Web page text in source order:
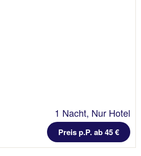
1 Nacht, Nur Hotel
Preis p.P. ab 45 €